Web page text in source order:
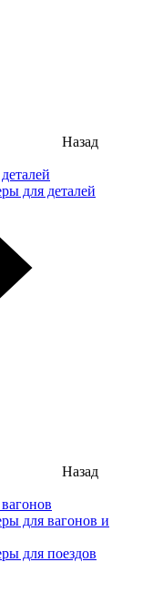
Назад
для деталей
Назад
для вагонов и
для поездов